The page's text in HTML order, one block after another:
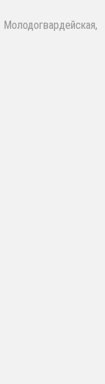
Молодогвардейская,